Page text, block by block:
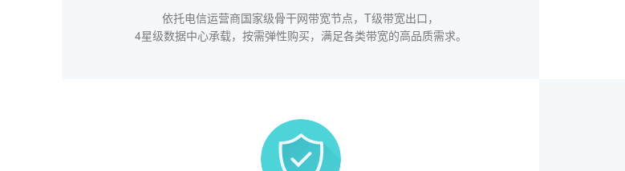
依托电信运营商国家级骨干网带宽节点，T级带宽出口，
4星级数据中心承载，按需弹性购买，满足各类带宽的高品质需求。